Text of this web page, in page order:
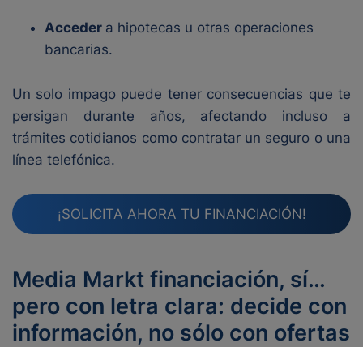
Acceder a hipotecas u otras operaciones
bancarias.
Un solo impago puede tener consecuencias que te
persigan durante años, afectando incluso a
trámites cotidianos como contratar un seguro o una
línea telefónica.
¡SOLICITA AHORA TU FINANCIACIÓN!
Media Markt financiación, sí…
pero con letra clara: decide con
información, no sólo con ofertas